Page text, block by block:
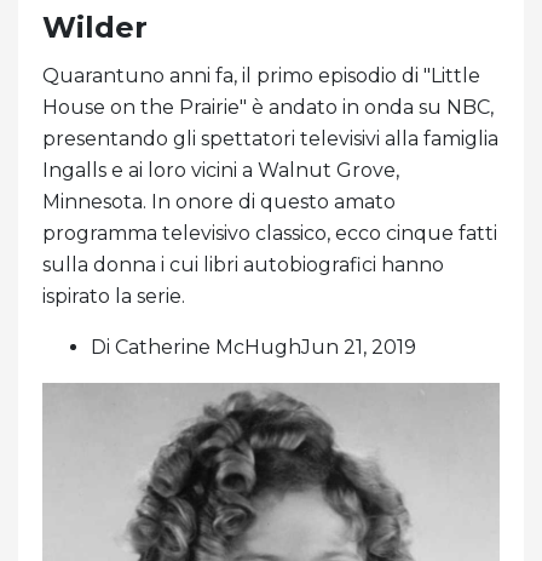
Wilder
Quarantuno anni fa, il primo episodio di "Little
House on the Prairie" è andato in onda su NBC,
presentando gli spettatori televisivi alla famiglia
Ingalls e ai loro vicini a Walnut Grove,
Minnesota. In onore di questo amato
programma televisivo classico, ecco cinque fatti
sulla donna i cui libri autobiografici hanno
ispirato la serie.
Di Catherine McHughJun 21, 2019